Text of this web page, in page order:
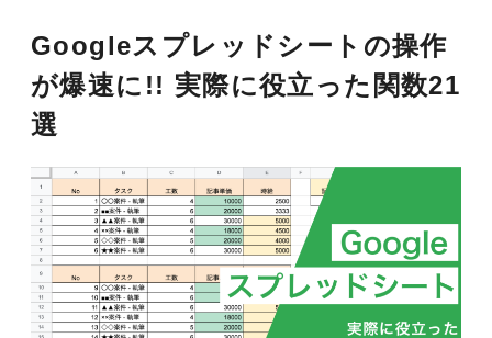
Googleスプレッドシートの操作
が爆速に!! 実際に役立った関数21
選